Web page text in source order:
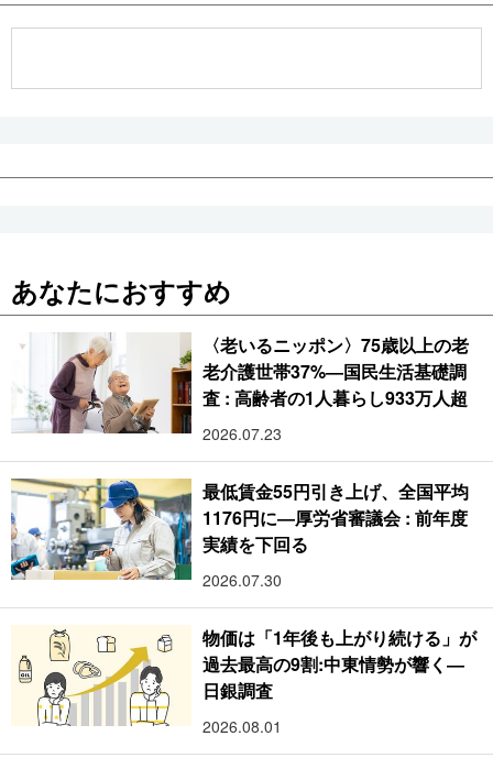
お知らせ
公式SNS
あなたにおすすめ
〈老いるニッポン〉75歳以上の老
老介護世帯37%―国民生活基礎調
査 : 高齢者の1人暮らし933万人超
2026.07.23
最低賃金55円引き上げ、全国平均
1176円に―厚労省審議会 : 前年度
実績を下回る
2026.07.30
物価は「1年後も上がり続ける」が
過去最高の9割:中東情勢が響く―
日銀調査
2026.08.01